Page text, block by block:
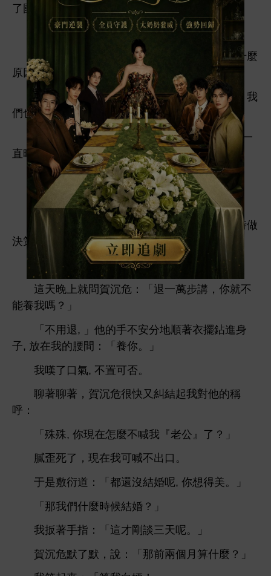
國
活。
認識賀沉危
。
。
因為什麼
原因
始 互相 慣, 都已經記 清
只
爭鋒相對成為常態， 復
們也算
對方 留 磨滅
印記。
沈棲然也
什麼「 」, 同
直暗戀賀沉危。
能
又茶又裝, 特別 慣
。
恢復記憶
壞處就 又得 班
。
之
賀沉危幫 處理, 托 信得
暫
決策。
到自然 ，
煩惱。
就問賀沉危：「退
萬步講，
就
能養
嗎？」
「
用退, 」 分 順著
擺鉆
子, 放
腰 ：「養
。」
嘆
, 置
否。
聊著聊著，賀沉危很
又糾結起 對
稱
呼：
「殊殊,
現 麼 喊 『老公』
？」
膩歪
，現 喊
。
于
敷衍 ：「都還沒結婚呢,
得美。」
「
們什麼
候結婚？」
扳著
指：「 才剛談
呢。」
賀沉危默
默， ：「 兩個
算什麼？」